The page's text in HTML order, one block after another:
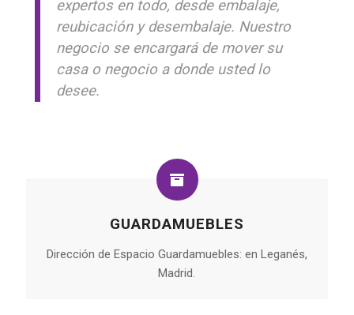
expertos en todo, desde embalaje,
reubicación y desembalaje. Nuestro
negocio se encargará de mover su
casa o negocio a donde usted lo
desee.
GUARDAMUEBLES
Dirección de Espacio Guardamuebles: en Leganés,
Madrid.